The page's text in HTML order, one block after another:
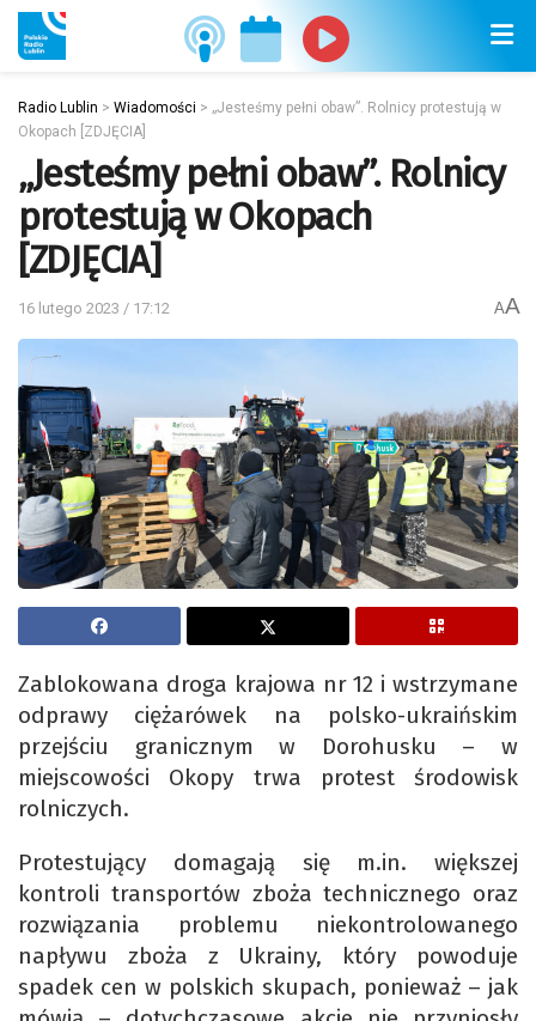
Radio Lublin > Wiadomości > „Jesteśmy pełni obaw”. Rolnicy protestują w
Okopach [ZDJĘCIA]
„Jesteśmy pełni obaw”. Rolnicy
protestują w Okopach
[ZDJĘCIA]
16 lutego 2023 / 17:12 AA
Zablokowana droga krajowa nr 12 i wstrzymane
odprawy ciężarówek na polsko-ukraińskim
przejściu granicznym w Dorohusku – w
miejscowości Okopy trwa protest środowisk
rolniczych.
Protestujący domagają się m.in. większej
kontroli transportów zboża technicznego oraz
rozwiązania problemu niekontrolowanego
napływu zboża z Ukrainy, który powoduje
spadek cen w polskich skupach, ponieważ – jak